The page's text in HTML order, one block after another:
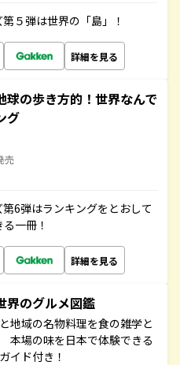
５弾は世界の「島」！
詳細を見る
の歩き方的！世界なんで
グ
売
第6弾はランキングをとおして
一冊！
詳細を見る
のグルメ図鑑
地域の名物料理を食の雑学と
本場の味を日本で体験できる
イド付き！